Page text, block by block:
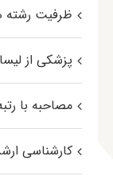
ظرفیت رشته
پزشکی از
مصاحبه با
کارشناسی